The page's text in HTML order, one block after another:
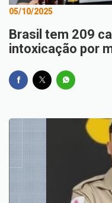
05/10/2025
Brasil tem 209
intoxicação por